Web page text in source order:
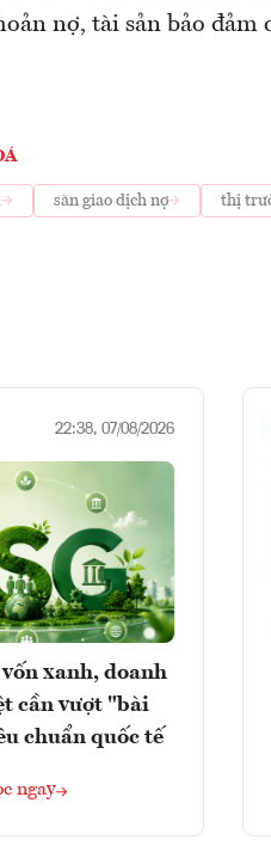
nợ, tài sản bảo đảm
sàn giao dịch nợ thị
22:38, 07/08/2026
xanh, doanh
cần vượt "bài
chuẩn quốc tế
ngay